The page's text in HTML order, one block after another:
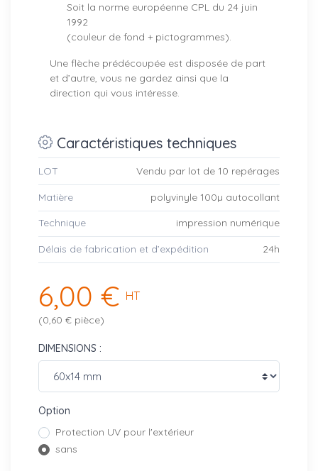
Soit la norme européenne CPL du 24 juin
1992
(couleur de fond + pictogrammes).
Une flèche prédécoupée est disposée de part
et d’autre, vous ne gardez ainsi que la
direction qui vous intéresse.
Caractéristiques techniques
LOT Vendu par lot de 10 repérages
Matière polyvinyle 100µ autocollant
Technique impression numérique
Délais de fabrication et d’expédition 24h
6,00 € HT
(0,60 € pièce)
DIMENSIONS :
Option
Protection UV pour l'extérieur
sans